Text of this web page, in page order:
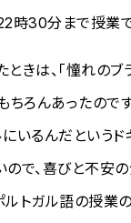
時30分まで授業で
きは、「憧れの
ちろんあったので
いるんだというド
ので、喜びと不安
ルトガル語の授業